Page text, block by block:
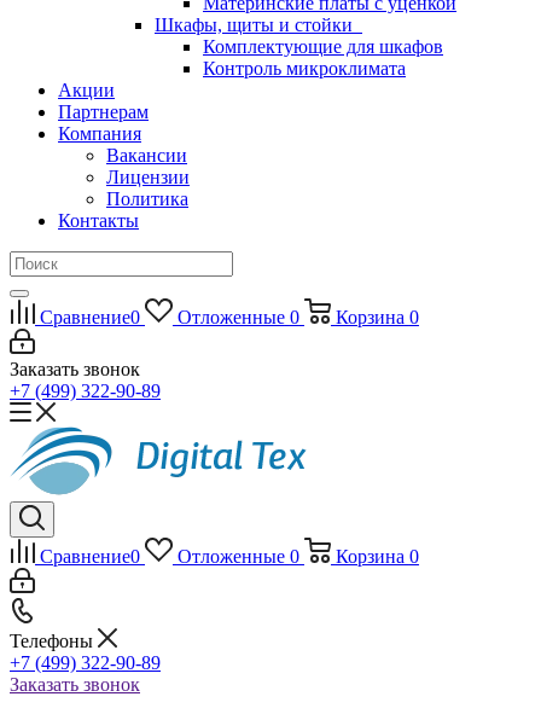
Шкафы, щиты и стойки
Комплектующие для шкафов
Контроль микроклимата
Акции
Партнерам
Компания
Вакансии
Лицензии
Политика
Контакты
Сравнение0 Отложенные 0 Корзина 0
Заказать звонок
+7 (499) 322-90-89
Сравнение0 Отложенные 0 Корзина 0
Телефоны
+7 (499) 322-90-89
Заказать звонок